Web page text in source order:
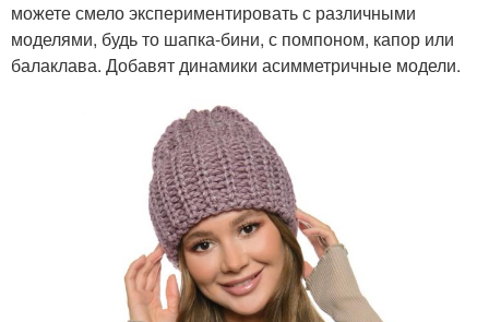
можете смело экспериментировать с различными
моделями, будь то шапка-бини, с помпоном, капор или
балаклава. Добавят динамики асимметричные модели.